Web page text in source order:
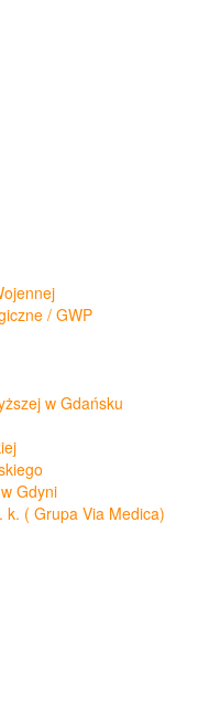
/ GWP
w Gdańsku
Gdyni
k. ( Grupa Via Medica)